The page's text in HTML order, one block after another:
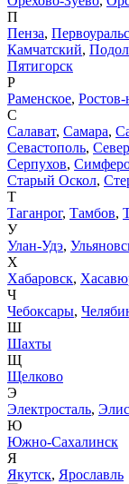
П
Пенза,
Камчатский,
Пятигорск
Р
Раменское,
С
Салават, Самара,
Севастополь,
Серпухов,
Старый Оскол,
Т
Таганрог, Тамбов,
У
Улан-Удэ,
Х
Хабаровск,
Ч
Чебоксары,
Ш
Шахты
Щ
Щелково
Э
Электросталь,
Ю
Южно-Сахалинск
Я
Якутск, Ярославль